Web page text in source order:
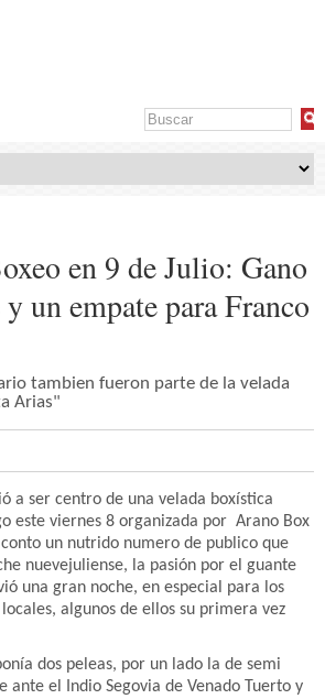
en 9 de Julio: Gano
un empate para Franco
tambien fueron parte de la velada
Arias"
a ser centro de una velada boxística
este viernes 8 organizada por Arano Box
un nutrido numero de publico que
nuevejuliense, la pasión por el guante
una gran noche, en especial para los
algunos de ellos su primera vez
dos peleas, por un lado la de semi
ante el Indio Segovia de Venado Tuerto y